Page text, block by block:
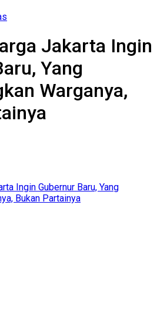
Jakarta Ingin
Yang
Warganya,